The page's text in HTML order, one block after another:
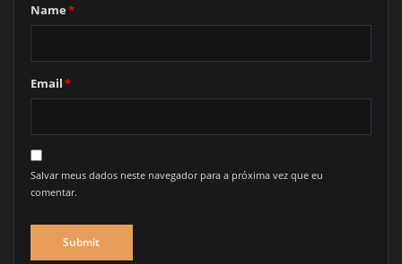
Name*
Email*
Salvar meus dados neste navegador para a próxima vez que eu
comentar.